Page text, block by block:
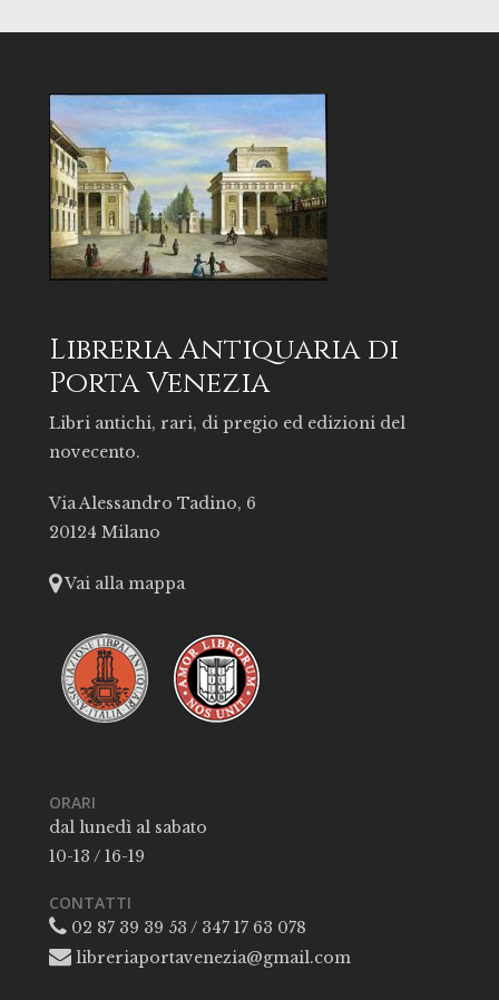
Libreria Antiquaria di
Porta Venezia
Libri antichi, rari, di pregio ed edizioni del
novecento.
Via Alessandro Tadino, 6
20124 Milano
Vai alla mappa
ORARI
dal lunedì al sabato
10-13 / 16-19
CONTATTI
02 87 39 39 53 / 347 17 63 078
libreriaportavenezia@gmail.com